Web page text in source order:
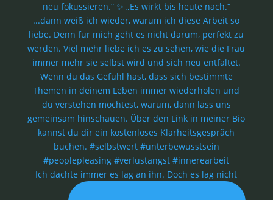
Ich dachte immer es lag an ihn. Doch es lag nicht